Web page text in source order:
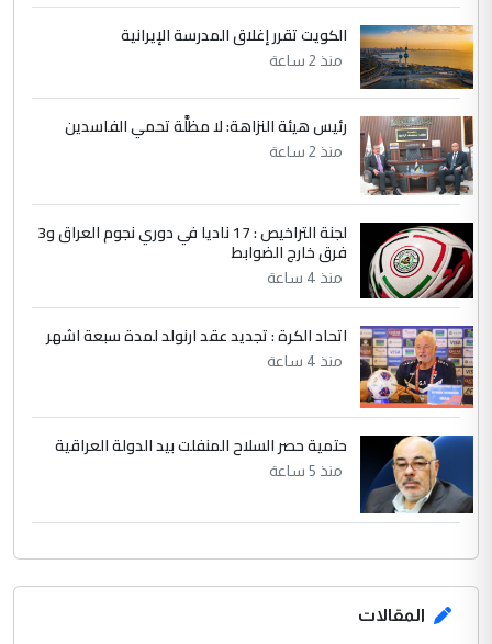
حيدر عاشور
التعليق : تحياتي لك استاذ حامدتركان. كلام
دقيق ومسؤول؛ فالاستثمار الحقيقي للإنسان
وثروات البلد يعتمد على الكفاءة ...
الموضوع :
بين الإهمال واغتصاب الأرض.. بلاد
الرافدين تعاني الجفاف والتصحر!!
الكويت تقرر إغلاق المدرسة الإيرانية
منذ 2 ساعة
رئيس هيئة النزاهة: لا مظلَّة تحمي الفاسدين
منذ 2 ساعة
لجنة التراخيص : 17 ناديا في دوري نجوم العراق و3
فرق خارج الضوابط
منذ 4 ساعة
اتحاد الكرة : تجديد عقد ارنولد لمدة سبعة اشهر
منذ 4 ساعة
حتمية حصر السلاح المنفلت بيد الدولة العراقية
منذ 5 ساعة
المقالات